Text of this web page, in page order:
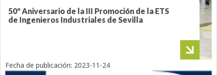
50º Aniversario de la III Promoción de la ETS
de Ingenieros Industriales de Sevilla
Fecha de publicación: 2023-11-24